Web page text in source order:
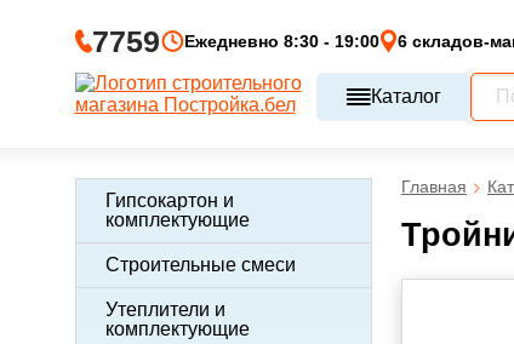
7759 Ежедневно 8:30 - 19:00 6 складов-
Каталог
Гипсокартон и
комплектующие
Строительные смеси
Утеплители и
комплектующие
Главная